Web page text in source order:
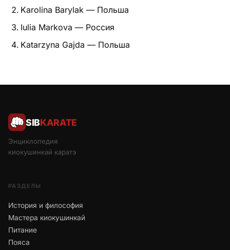
Экипировка
Karolina Barylak — Польша
Iulia Markova — Россия
Katarzyna Gajda — Польша
SIBKARATE
Энциклопедия
киокушинкай каратэ
РАЗДЕЛЫ
История и философия
Мастера киокушинкай
Питание
Пояса